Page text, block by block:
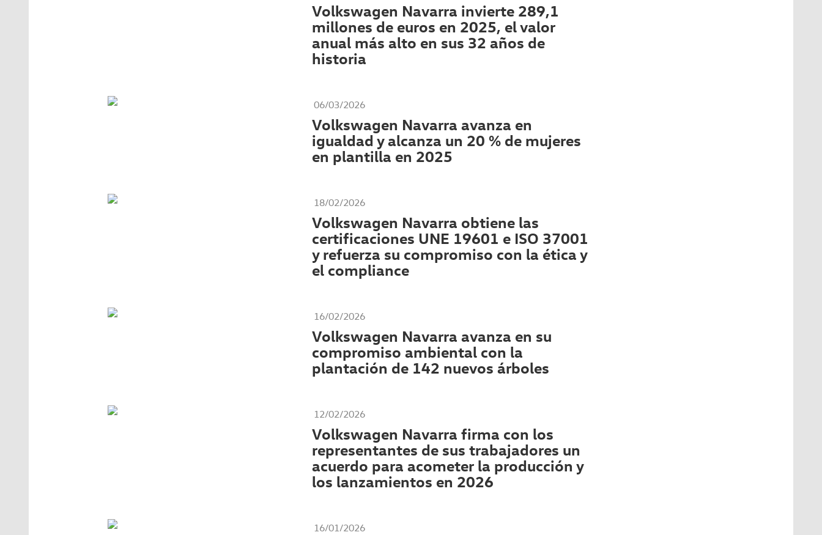
Volkswagen Navarra invierte 289,1
millones de euros en 2025, el valor
anual más alto en sus 32 años de
historia
06/03/2026
Volkswagen Navarra avanza en
igualdad y alcanza un 20 % de mujeres
en plantilla en 2025
18/02/2026
Volkswagen Navarra obtiene las
certificaciones UNE 19601 e ISO 37001
y refuerza su compromiso con la ética y
el compliance
16/02/2026
Volkswagen Navarra avanza en su
compromiso ambiental con la
plantación de 142 nuevos árboles
12/02/2026
Volkswagen Navarra firma con los
representantes de sus trabajadores un
acuerdo para acometer la producción y
los lanzamientos en 2026
16/01/2026